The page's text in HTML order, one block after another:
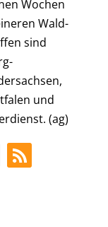
Wochen
Wald-
sind
und
(ag)